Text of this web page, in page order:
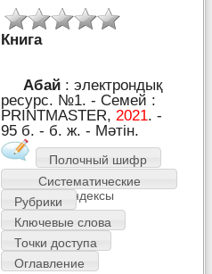
Книга
Абай : электрондық
ресурс. №1. - Семей :
PRІNTMASTER, 2021. -
95 б. - б. ж. - Мәтін.
Полочный шифр
Систематические
индексы
Рубрики
Ключевые слова
Точки доступа
Оглавление